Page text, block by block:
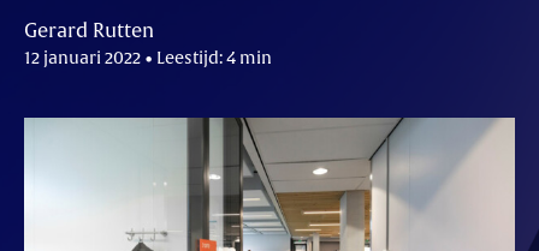
Gerard Rutten
12 januari 2022 • Leestijd: 4 min